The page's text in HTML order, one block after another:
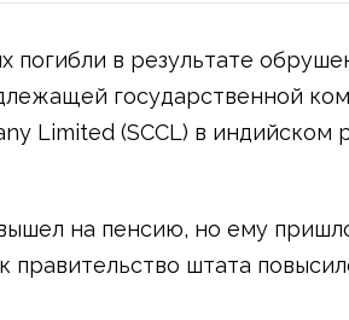
погибли в результате
государственной
Limited (SCCL) в индийском
на пенсию, но ему
правительство штата